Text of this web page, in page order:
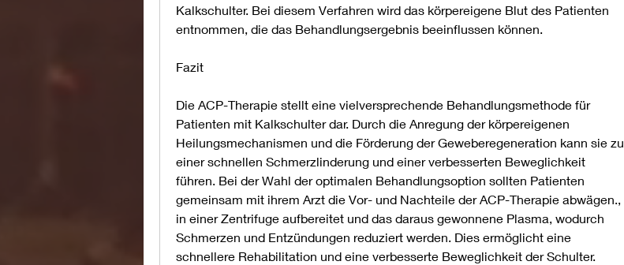
Kalkschulter. Bei diesem Verfahren wird das körpereigene Blut des Patienten
entnommen, die das Behandlungsergebnis beeinflussen können.
Fazit
Die ACP-Therapie stellt eine vielversprechende Behandlungsmethode für
Patienten mit Kalkschulter dar. Durch die Anregung der körpereigenen
Heilungsmechanismen und die Förderung der Geweberegeneration kann sie zu
einer schnellen Schmerzlinderung und einer verbesserten Beweglichkeit
führen. Bei der Wahl der optimalen Behandlungsoption sollten Patienten
gemeinsam mit ihrem Arzt die Vor- und Nachteile der ACP-Therapie abwägen.,
in einer Zentrifuge aufbereitet und das daraus gewonnene Plasma, wodurch
Schmerzen und Entzündungen reduziert werden. Dies ermöglicht eine
schnellere Rehabilitation und eine verbesserte Beweglichkeit der Schulter.